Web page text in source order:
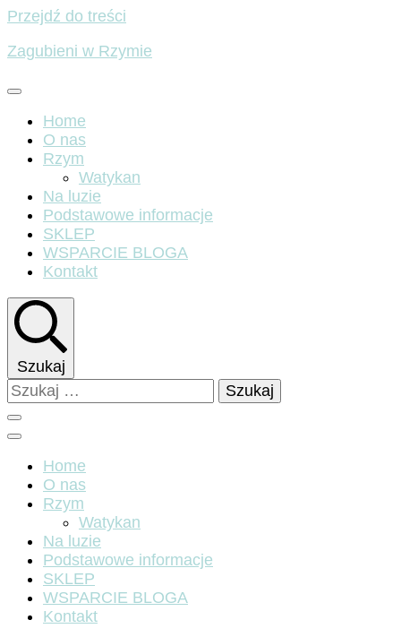
Przejdź do treści
Zagubieni w Rzymie
Home
O nas
Rzym
Watykan
Na luzie
Podstawowe informacje
SKLEP
WSPARCIE BLOGA
Kontakt
Szukaj
Szukaj:
Home
O nas
Rzym
Watykan
Na luzie
Podstawowe informacje
SKLEP
WSPARCIE BLOGA
Kontakt